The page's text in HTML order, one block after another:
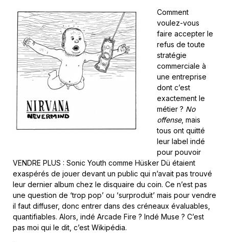
Comment
voulez-vous
faire accepter le
refus de toute
stratégie
commerciale à
une entreprise
dont c’est
exactement le
métier ? No
offense, mais
tous ont quitté
leur label indé
pour pouvoir
VENDRE PLUS : Sonic Youth comme Hüsker Dü étaient
exaspérés de jouer devant un public qui n’avait pas trouvé
leur dernier album chez le disquaire du coin. Ce n’est pas
une question de ‘trop pop’ ou ‘surproduit’ mais pour vendre
il faut diffuser, donc entrer dans des créneaux évaluables,
quantifiables. Alors, indé Arcade Fire ? Indé Muse ? C’est
pas moi qui le dit, c’est Wikipédia.